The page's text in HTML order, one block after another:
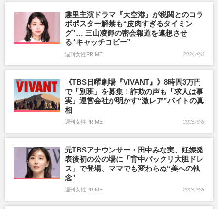
趣里主演ドラマ『大空港』が税関とのコラ
ボポスター解禁も“皮肉すぎるタイミン
グ”… 三山凌輝の密会報道を連想させ
る“キャッチコピー”
週刊女性PRIME 2026/8/6
《TBS日曜劇場『VIVANT』》8時間3万円
で「別班」を募集！詐欺の声も「求人は事
実」運営会社が明かす“激レア”バイトの真
相
週刊女性PRIME 2026/8/6
元TBSアナウンサー・田中みな実、妊娠発
表後初の公の場に「背中パックリ大胆ドレ
ス」で登場、ママでも変わらぬ“美への執
念”
週刊女性PRIME 2026/8/6